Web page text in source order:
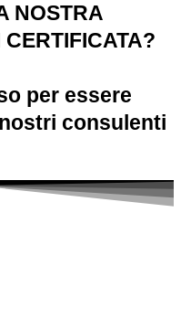
NOSTRA
per essere
consulenti